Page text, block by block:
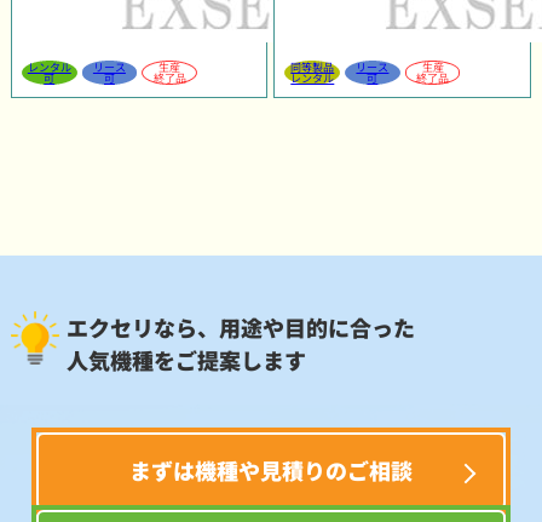
レンタル
可
リース
可
生産
終了品
同等製品
レンタル
リース
可
生産
終了品
エクセリなら、用途や目的に合った
人気機種をご提案します
まずは機種や見積りのご相談